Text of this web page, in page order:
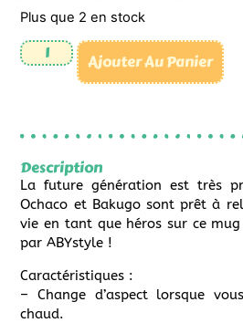
Plus que 2 en stock
Ajouter Au Panier
Description
La future génération est très
Ochaco et Bakugo sont prêt à
vie en tant que héros sur ce
par ABYstyle !
Caractéristiques :
– Change d’aspect lorsque
chaud.